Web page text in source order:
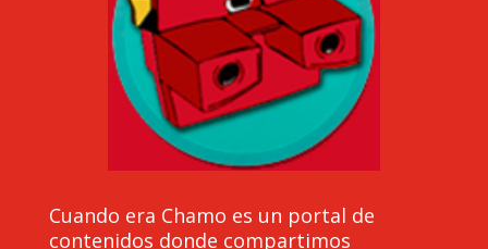
Cuando era Chamo es un portal de
contenidos donde compartimos